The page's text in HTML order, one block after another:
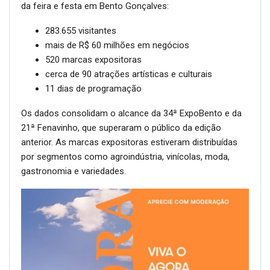
Números reforçam
grandiosidade dos eventos
A edição encerrou com resultados que mostram a força
da feira e festa em Bento Gonçalves: